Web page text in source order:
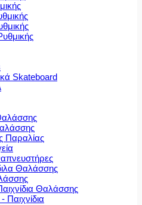
Skateboard
Παραλίας
Θαλάσσης
Θαλάσσης
Παιχνίδια